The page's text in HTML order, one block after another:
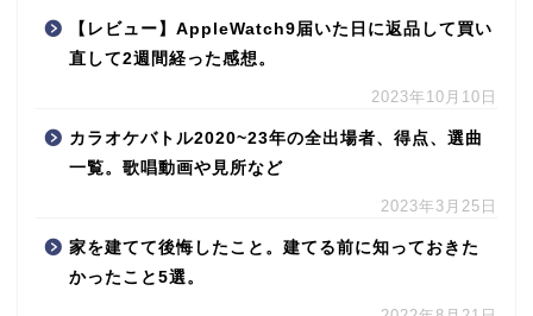
【レビュー】AppleWatch9届いた日に返品して買い
直して2週間経った感想。
2023年10月10日
カラオケバトル2020~23年の全出場者、得点、選曲
一覧。歌唱動画や見所など
2023年3月25日
家を建てて後悔したこと。建てる前に知っておきた
かったこと5選。